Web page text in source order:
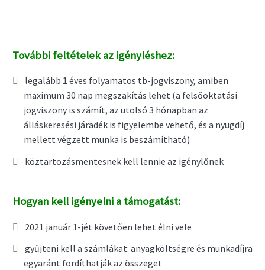
További feltételek az igényléshez:
legalább 1 éves folyamatos tb-jogviszony, amiben
maximum 30 nap megszakítás lehet (a felsőoktatási
jogviszony is számít, az utolsó 3 hónapban az
álláskeresési járadék is figyelembe vehető, és a nyugdíj
mellett végzett munka is beszámítható)
köztartozásmentesnek kell lennie az igénylőnek
Hogyan kell igényelni a támogatást:
2021 január 1-jét követően lehet élni vele
gyűjteni kell a számlákat: anyagköltségre és munkadíjra
egyaránt fordíthatják az összeget